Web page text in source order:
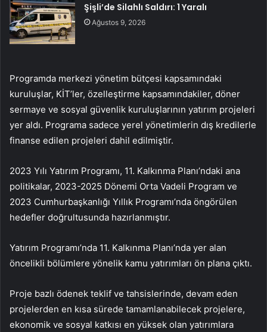
Şişli’de Silahlı Saldırı: 1 Yaralı
Ağustos 9, 2026
Programda merkezi yönetim bütçesi kapsamındaki
kuruluşlar, KİT’ler, özelleştirme kapsamındakiler, döner
sermaye ve sosyal güvenlik kuruluşlarının yatırım projeleri
yer aldı. Programa sadece yerel yönetimlerin dış kredilerle
finanse edilen projeleri dahil edilmiştir.
2023 Yılı Yatırım Programı, 11. Kalkınma Planı’ndaki ana
politikalar, 2023-2025 Dönemi Orta Vadeli Program ve
2023 Cumhurbaşkanlığı Yıllık Programı’nda öngörülen
hedefler doğrultusunda hazırlanmıştır.
Yatırım Programı’nda 11. Kalkınma Planı’nda yer alan
öncelikli bölümlere yönelik kamu yatırımları ön plana çıktı.
Proje bazlı ödenek teklif ve tahsislerinde, devam eden
projelerden en kısa sürede tamamlanabilecek projelere,
ekonomik ve sosyal katkısı en yüksek olan yatırımlara